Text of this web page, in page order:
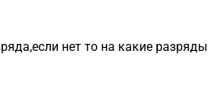
нет то на какие